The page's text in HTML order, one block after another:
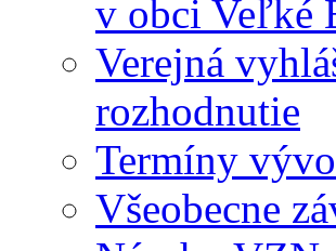
v obci Veľké
Verejná
rozhodnutie
Termíny
Všeobecne